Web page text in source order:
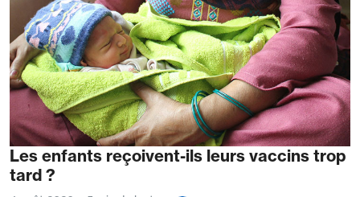
Les enfants reçoivent-ils leurs vaccins trop
tard ?